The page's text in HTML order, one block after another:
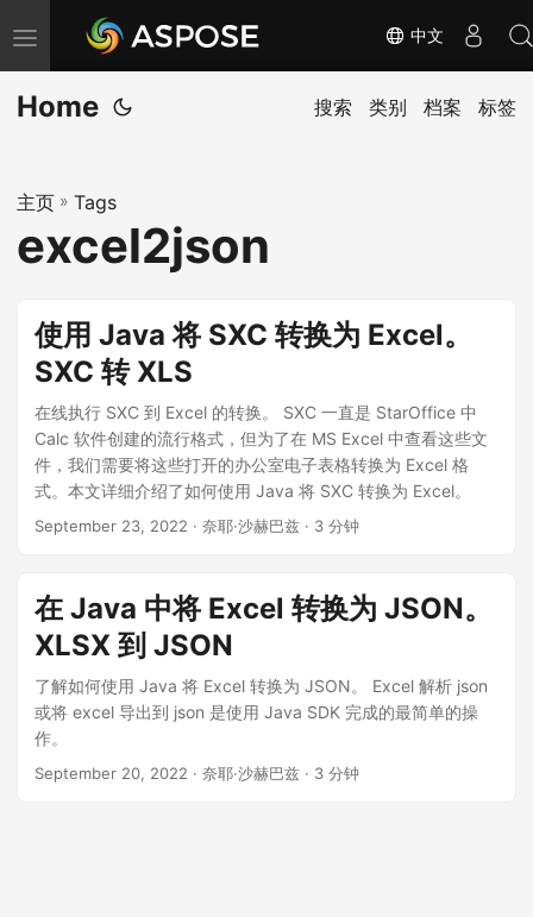
切
换
导
中文
Home 搜索 类别 档案 标签
主页 » Tags
excel2json
使用 Java 将 SXC 转换为 Excel。
SXC 转 XLS
在线执行 SXC 到 Excel 的转换。 SXC 一直是 StarOffice 中
Calc 软件创建的流行格式，但为了在 MS Excel 中查看这些文
件，我们需要将这些打开的办公室电子表格转换为 Excel 格
式。本文详细介绍了如何使用 Java 将 SXC 转换为 Excel。
September 23, 2022 · 奈耶·沙赫巴兹 · 3 分钟
在 Java 中将 Excel 转换为 JSON。
XLSX 到 JSON
了解如何使用 Java 将 Excel 转换为 JSON。 Excel 解析 json
或将 excel 导出到 json 是使用 Java SDK 完成的最简单的操
作。
September 20, 2022 · 奈耶·沙赫巴兹 · 3 分钟